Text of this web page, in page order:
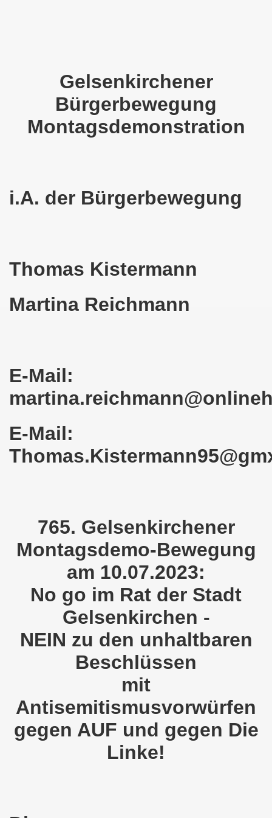
Gelsenkirchener
Bürgerbewegung
Montagsdemonstration
i.A. der Bürgerbewegung
Thomas Kistermann
Martina Reichmann
E-Mail:
E-Mail:
765. Gelsenkirchener
Montagsdemo-Bewegung
am 10.07.2023:
No go im Rat der Stadt
Gelsenkirchen -
NEIN zu den unhaltbaren
Beschlüssen
mit
Antisemitismusvorwürfen
gegen AUF und gegen Die
Linke!
am 12.06.2023 um 17.30 Uhr auf dem
am 13.03.2023 ruft auf: Aktiver Widerstand
am 23.01.2023: Nebenkostenexplosion
im neuen Jahr 2023 am 23.01.2023 mit
Protest gegen die Preissteigerungen und für
am 10.10.2022: "Jin - Jiyan - Azadi -
Herbstdemonstration gegen die Politik der
ruft auf am 10.10.2022 zur Solidarität mit den
wir den III. Weltkrieg! Kommt zum Antikriegstag
ist bereit seit dem 22.08.2022 zu kämpfen
Montagsdemo-Bewegung: Stärken wir
feierte am 11.07.2022 das 750. Jubiläum der
751. Gelsenkirchener Montagsdemo-Bewegung auf
gegen Inflation, gegen Armut und gegen die
mit bis zu etwa ca. 1.500 Teilnehmerinnen
Montagsdemo-Bewegung am 23.05.2022 - stärken wir